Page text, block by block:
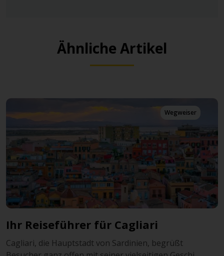
Ähnliche Artikel
Wegweiser
Ihr Reiseführer für Cagliari
Cagliari, die Hauptstadt von Sardinien, begrüßt